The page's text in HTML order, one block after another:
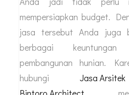
kaca atau roster sehingga
rumah tersebut bisa lebih
Dengan mengetahui
mempengaruhi biaya
Anda jadi tidak perlu
mempersiapkan budget.